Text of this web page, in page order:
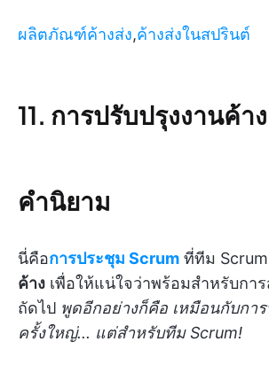
ผลิตภัณฑ์ค้างส่ง,ค้างส่งในสปรินต์
11. การปรับปรุงงานค้าง
คำนิยาม
นี่คือการประชุม Scrum ที่ทีม Scrum
ค้าง เพื่อให้แน่ใจว่าพร้อมสำหรับกา
ถัดไป พูดอีกอย่างก็คือ เหมือนกับกา
ครั้งใหญ่... แต่สำหรับทีม Scrum!